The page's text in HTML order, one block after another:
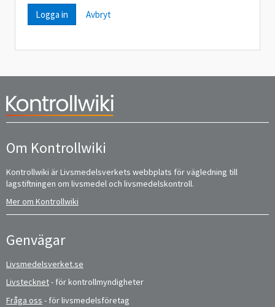
Avbryt
Om Kontrollwiki
Kontrollwiki är Livsmedelsverkets webbplats för vägledning till
lagstiftningen om livsmedel och livsmedelskontroll.
Mer om Kontrollwiki
Genvägar
Livsmedelsverket.se
Livstecknet- för kontrollmyndigheter
Fråga oss - för livsmedelsföretag